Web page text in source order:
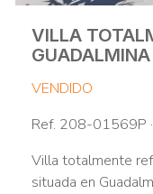
VILLA
VENDIDO
Ref. 208-01569P
Villa totalmente
situada en